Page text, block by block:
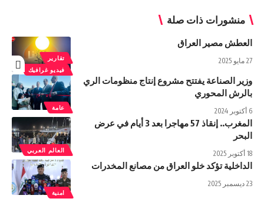
منشورات ذات صلة
تقارير
فيديو غرافيك
العطش مصير العراق
27 مايو 2025
عامة
وزير الصناعة يفتتح مشروع إنتاج منظومات الري
بالرش المحوري
6 أكتوبر 2024
العالم العربي
المغرب.. إنقاذ 57 مهاجرا بعد 3 أيام في عرض
البحر
18 أكتوبر 2025
امنية
الداخلية تؤكد خلو العراق من مصانع المخدرات
23 ديسمبر 2025